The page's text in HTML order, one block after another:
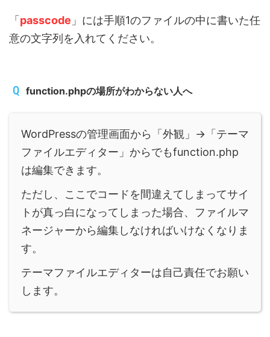
「 passcode 」には手順1のファイルの中に書いた任
意の文字列を入れてください。
function.phpの場所がわからない人へ
WordPressの管理画面から「外観」→「テーマ
ファイルエディター」からでもfunction.php
は編集できます。
ただし、ここでコードを間違えてしまってサイ
トが真っ白になってしまった場合、ファイルマ
ネージャーから編集しなければいけなくなりま
す。
テーマファイルエディターは自己責任でお願い
します。